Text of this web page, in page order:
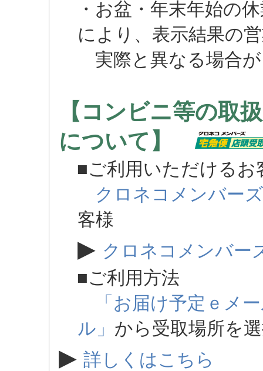
・お盆・年末年始の
により、表示結果の
実際と異なる場合が
【コンビニ等の取
について】
■ご利用いただけるお
クロネコメンバーズ
客様
▶ クロネコメンバー
■ご利用方法
「お届け予定ｅメ
ル」 から受取場所を
▶ 詳しくはこちら